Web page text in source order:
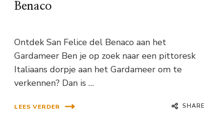
Benaco
Ontdek San Felice del Benaco aan het
Gardameer Ben je op zoek naar een pittoresk
Italiaans dorpje aan het Gardameer om te
verkennen? Dan is …
LEES VERDER SHARE